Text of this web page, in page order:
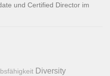
und Certified Director im
Diversity